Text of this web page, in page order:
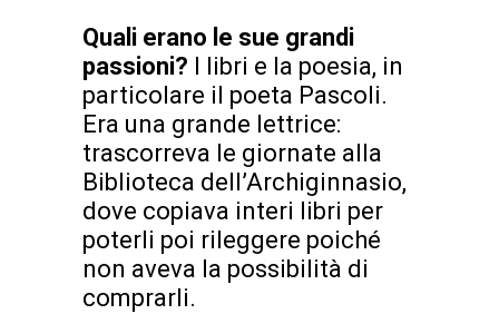
Quali erano le sue grandi
passioni? I libri e la poesia, in
particolare il poeta Pascoli.
Era una grande lettrice:
trascorreva le giornate alla
Biblioteca dell’Archiginnasio,
dove copiava interi libri per
poterli poi rileggere poiché
non aveva la possibilità di
comprarli.